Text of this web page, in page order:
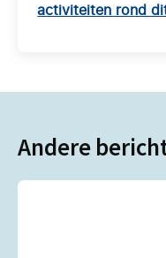
activiteiten rond
Andere